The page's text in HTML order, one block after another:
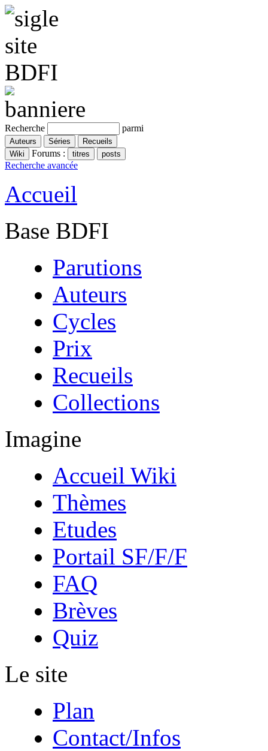
Recherche parmi
Forums :
Recherche avancée
Accueil
Base BDFI
Parutions
Auteurs
Cycles
Prix
Recueils
Collections
Imagine
Accueil Wiki
Thèmes
Etudes
Portail SF/F/F
FAQ
Brèves
Quiz
Le site
Plan
Contact/Infos